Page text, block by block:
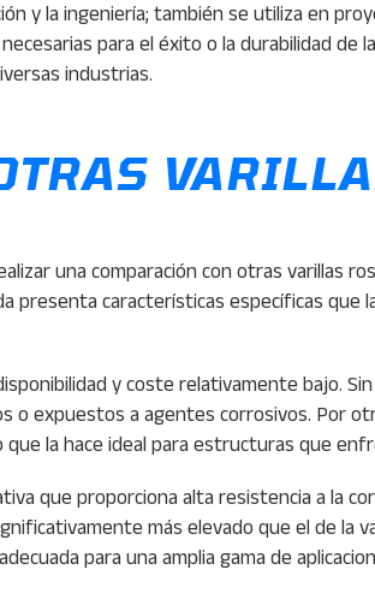
y la ingeniería; también se utiliza en
para el éxito o la durabilidad de
industrias.
una comparación con otras varillas
presenta características específicas
y coste relativamente bajo.
expuestos a agentes corrosivos. Por
la hace ideal para estructuras que
que proporciona alta resistencia a la
más elevado que el de la
para una amplia gama de